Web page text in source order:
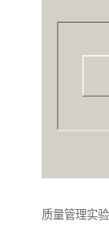
质量管理实